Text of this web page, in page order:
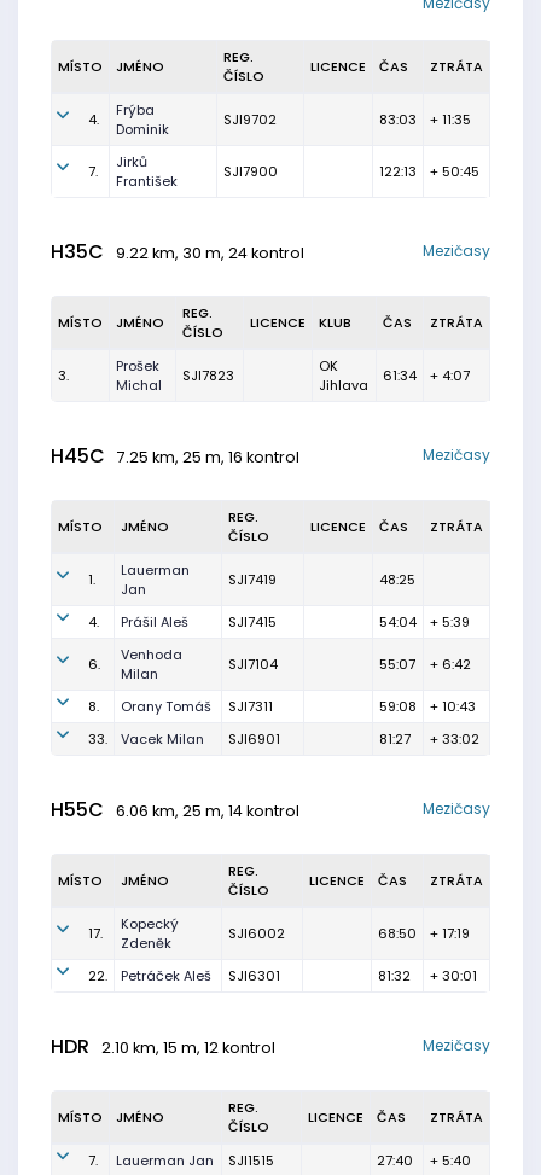
MÍSTO JMÉNO
REG.
ČÍSLO
LICENCE ČAS ZTRÁTA
4.
Frýba
Dominik
SJI9702 83:03 + 11:35
7.
Jirků
František
SJI7900 122:13 + 50:45
H35C 9.22 km, 30 m, 24 kontrol Mezičasy
MÍSTO JMÉNO
REG.
ČÍSLO
LICENCE KLUB ČAS ZTRÁTA
3.
Prošek
Michal
SJI7823
OK
Jihlava
61:34 + 4:07
H45C 7.25 km, 25 m, 16 kontrol Mezičasy
MÍSTO JMÉNO
REG.
ČÍSLO
LICENCE ČAS ZTRÁTA
1.
Lauerman
Jan
SJI7419 48:25
4. Prášil Aleš SJI7415 54:04 + 5:39
6.
Venhoda
Milan
SJI7104 55:07 + 6:42
8. Orany Tomáš SJI7311 59:08
+ 10:43
33.
Vacek Milan SJI6901 81:27 + 33:02
H55C 6.06 km, 25 m, 14 kontrol Mezičasy
MÍSTO JMÉNO
REG.
ČÍSLO
LICENCE ČAS ZTRÁTA
17.
Kopecký
Zdeněk
SJI6002 68:50 + 17:19
22. Petráček Aleš SJI6301 81:32 + 30:01
HDR 2.10 km, 15 m, 12 kontrol Mezičasy
MÍSTO JMÉNO
REG.
ČÍSLO
LICENCE ČAS ZTRÁTA
7. Lauerman Jan SJI1515 27:40 + 5:40